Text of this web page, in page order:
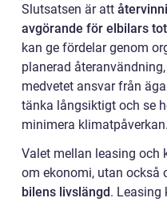
Slutsatsen är att
avgörande för elbilars
kan ge fördelar genom
planerad
medvetet ansvar från
tänka långsiktigt och se
minimera klimatpåverkan.
Valet mellan leasing och
om ekonomi, utan också
bilens livslängd. Leasing